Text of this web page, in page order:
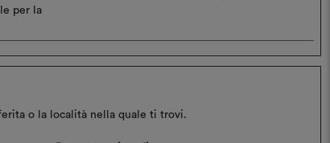
per la
o la località nella quale ti trovi.